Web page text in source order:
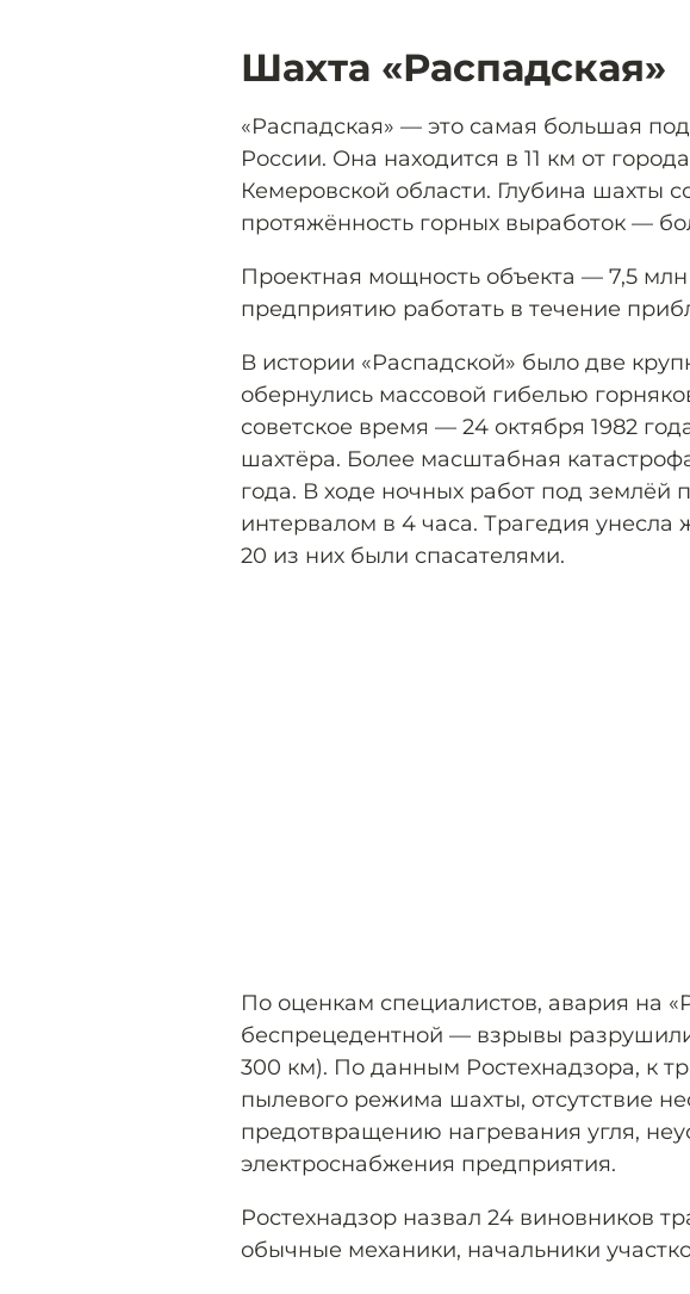
Шахта «Распадская»
«Распадская» — это самая большая
России. Она находится в 11 км от
Кемеровской области. Глубина шахты
протяжённость горных выработок —
Проектная мощность объекта — 7,5 млн
предприятию работать в течение
В истории «Распадской» было две
обернулись массовой гибелью
советское время — 24 октября 1982
шахтёра. Более масштабная
года. В ходе ночных работ под землёй
интервалом в 4 часа. Трагедия унесла
20 из них были спасателями.
По оценкам специалистов, авария на
беспрецедентной — взрывы
300 км). По данным Ростехнадзора, к
пылевого режима шахты, отсутствие
предотвращению нагревания угля,
электроснабжения предприятия.
Ростехнадзор назвал 24 виновников
обычные механики, начальники